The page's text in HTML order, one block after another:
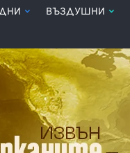
ВЪЗДУШНИ